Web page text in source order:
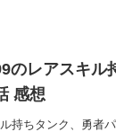
のレアスキル
感想
持ちタンク、勇者